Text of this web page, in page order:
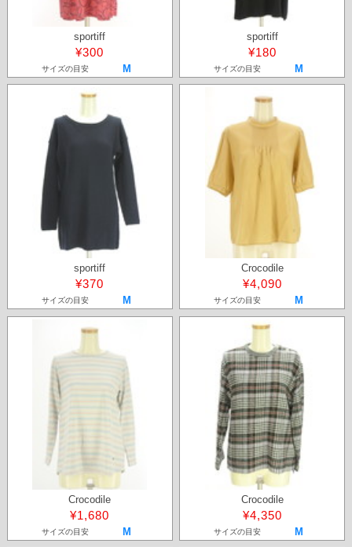
sportiff
¥300
サイズの目安 M
sportiff
¥180
サイズの目安 M
sportiff
¥370
サイズの目安 M
Crocodile
¥4,090
サイズの目安 M
Crocodile
¥1,680
サイズの目安 M
Crocodile
¥4,350
サイズの目安 M